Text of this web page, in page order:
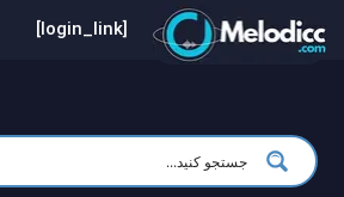
[login_link]